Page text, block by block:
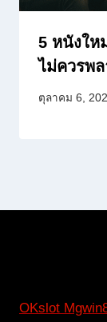
5 หนังให
ไม่ควรพ
ตุลาคม 6,
OKslot